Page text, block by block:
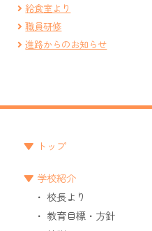
給食室より
職員研修
進路からのお知らせ
トップ
学校紹介
校長より
教育目標・方針